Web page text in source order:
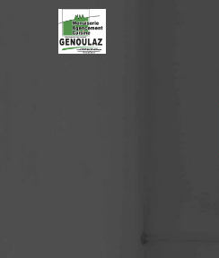
Panneau de gestion des cookies